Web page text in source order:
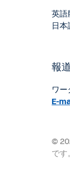
英語
日本
報
ワ
E-
©
です